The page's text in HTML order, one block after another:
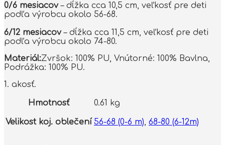
0/6 mesiacov– dĺžka cca 10,5 cm, veľkosť pre deti
podľa výrobcu okolo 56-68.
6/12 mesiacov– dĺžka cca 11,5 cm, veľkosť pre deti
podľa výrobcu okolo 74-80.
Materiál:Zvršok: 100% PU, Vnútorné: 100% Bavlna,
Podrážka: 100% PU.
1. akosť.
Hmotnosť 0.61 kg
Velikost koj. oblečení 56-68 (0-6 m), 68-80 (6-12m)